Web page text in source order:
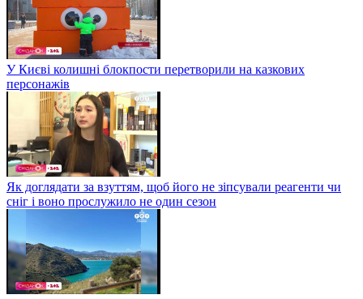
У Києві колишні блокпости перетворили на казкових
персонажів
Як доглядати за взуттям, щоб його не зіпсували реагенти чи
сніг і воно прослужило не один сезон